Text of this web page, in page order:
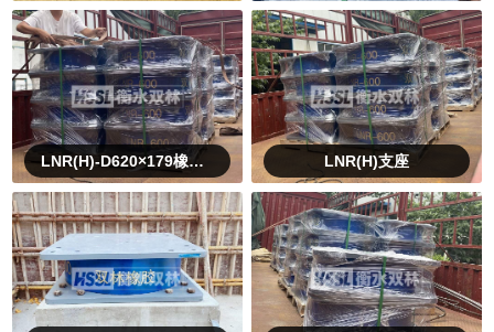
LNR(H)-D620×179橡胶支座 LNR(H)支座